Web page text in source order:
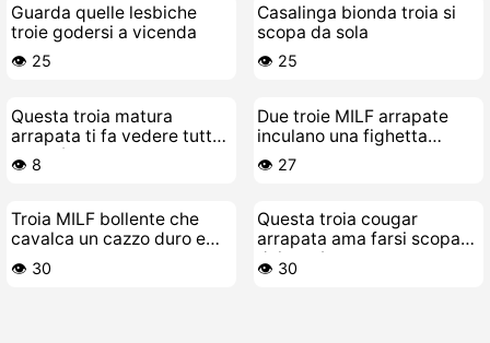
Guarda quelle lesbiche
troie godersi a vicenda
👁️ 25
Casalinga bionda troia si
scopa da sola
👁️ 25
Questa troia matura
arrapata ti fa vedere tutto
e di più
👁️ 8
Due troie MILF arrapate
inculano una fighetta
innocente
👁️ 27
Troia MILF bollente che
cavalca un cazzo duro e
grosso
👁️ 30
Questa troia cougar
arrapata ama farsi scopare
dal toy-boy
👁️ 30